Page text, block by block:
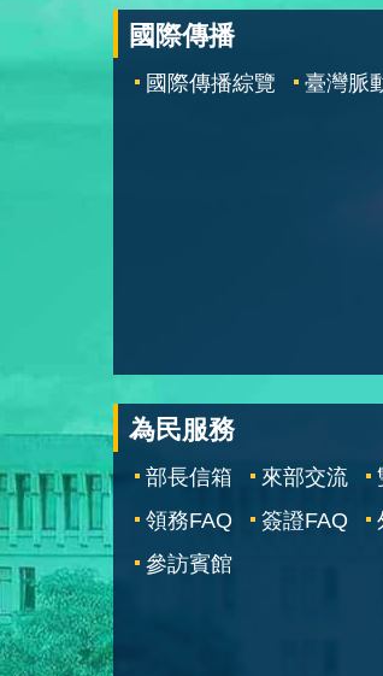
國際傳播
國際傳播綜覽 臺灣脈
為民服務
部長信箱 來部交流
領務FAQ
簽證FAQ
參訪賓館